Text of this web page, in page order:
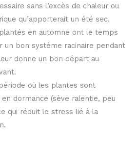
sans l’excès de chaleur ou
qu’apporterait un été sec.
en automne ont le temps
un bon système racinaire pendant
donne un bon départ au
où les plantes sont
dormance (sève ralentie, peu
qui réduit le stress lié à la